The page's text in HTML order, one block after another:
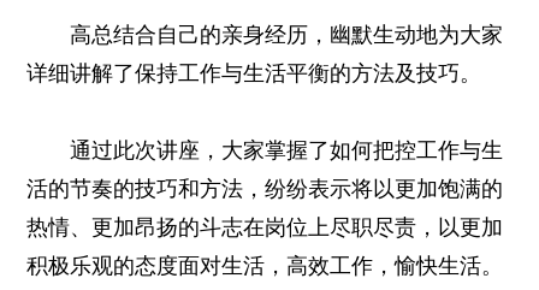
高总结合自己的亲身经历，幽默生动地为大家
详细讲解了保持工作与生活平衡的方法及技巧。
通过此次讲座，大家掌握了如何把控工作与生
活的节奏的技巧和方法，纷纷表示将以更加饱满的
热情、更加昂扬的斗志在岗位上尽职尽责，以更加
积极乐观的态度面对生活，高效工作，愉快生活。